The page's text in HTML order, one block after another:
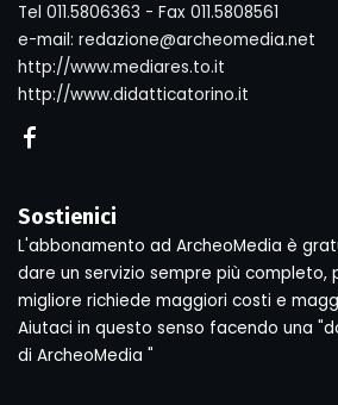
Tel 011.5806363 - Fax 011.5808561
e-mail: redazione@archeomedia.net
http://www.mediares.to.it
http://www.didatticatorino.it
Sostienici
L'abbonamento ad ArcheoMedia è
dare un servizio sempre più completo,
migliore richiede maggiori costi e
Aiutaci in questo senso facendo una
di ArcheoMedia "